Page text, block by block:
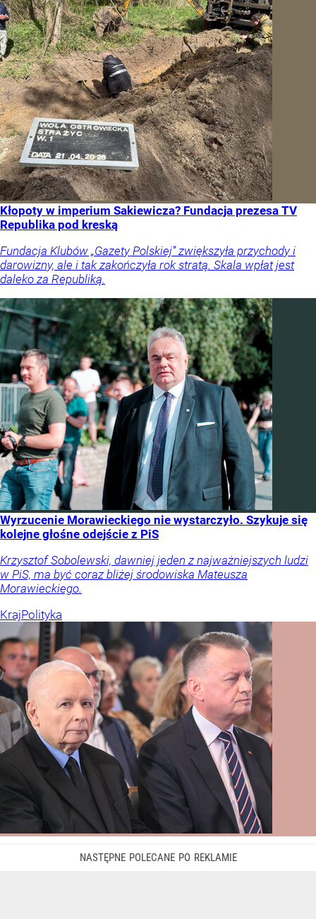
Kłopoty w imperium Sakiewicza? Fundacja prezesa TV
Republika pod kreską
Fundacja Klubów „Gazety Polskiej” zwiększyła przychody i
darowizny, ale i tak zakończyła rok stratą. Skala wpłat jest
daleko za Republiką.
Wyrzucenie Morawieckiego nie wystarczyło. Szykuje się
kolejne głośne odejście z PiS
Krzysztof Sobolewski, dawniej jeden z najważniejszych ludzi
w PiS, ma być coraz bliżej środowiska Mateusza
Morawieckiego.
KrajPolityka